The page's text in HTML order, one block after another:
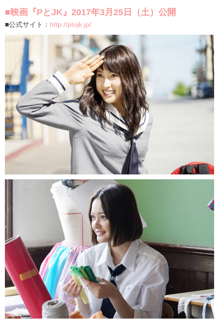
■映画『PとJK』2017年3月25日（土）公開
■公式サイト： http://ptojk.jp/